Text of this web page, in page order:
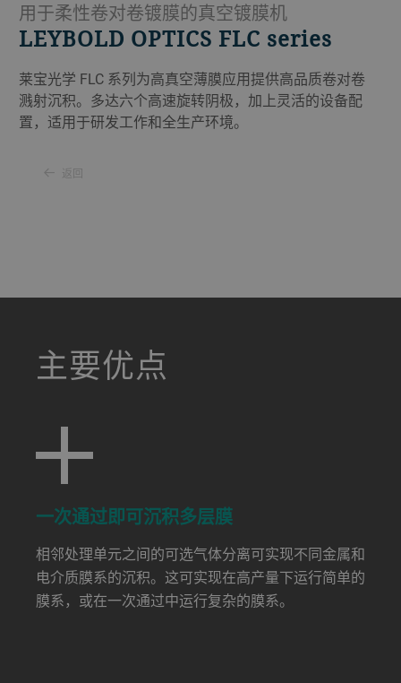
用于柔性卷对卷镀膜的真空镀膜机
LEYBOLD OPTICS FLC series
莱宝光学 FLC 系列为高真空薄膜应用提供高品质卷对卷
溅射沉积。多达六个高速旋转阴极，加上灵活的设备配
置，适用于研发工作和全生产环境。
返回
a decorative background image
主要优点
一次通过即可沉积多层膜
相邻处理单元之间的可选气体分离可实现不同金属和
电介质膜系的沉积。这可实现在高产量下运行简单的
膜系，或在一次通过中运行复杂的膜系。